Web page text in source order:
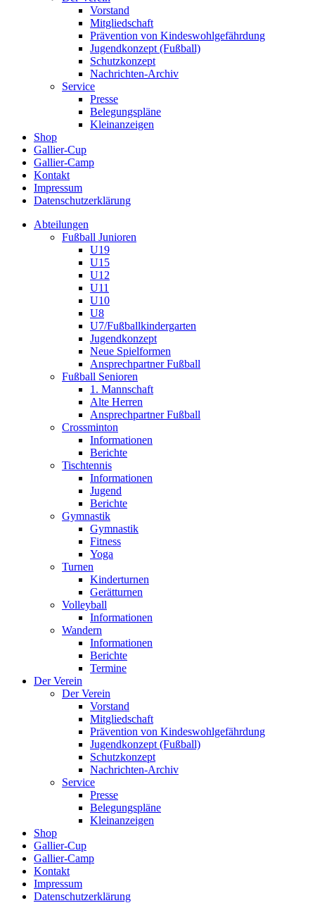
Vorstand
Mitgliedschaft
Prävention von Kindeswohlgefährdung
Jugendkonzept (Fußball)
Schutzkonzept
Nachrichten-Archiv
Service
Presse
Belegungspläne
Kleinanzeigen
Shop
Gallier-Cup
Gallier-Camp
Kontakt
Impressum
Datenschutzerklärung
Abteilungen
Fußball Junioren
U19
U15
U12
U11
U10
U8
U7/Fußballkindergarten
Jugendkonzept
Neue Spielformen
Ansprechpartner Fußball
Fußball Senioren
1. Mannschaft
Alte Herren
Ansprechpartner Fußball
Crossminton
Informationen
Berichte
Tischtennis
Informationen
Jugend
Berichte
Gymnastik
Gymnastik
Fitness
Yoga
Turnen
Kinderturnen
Gerätturnen
Volleyball
Informationen
Wandern
Informationen
Berichte
Termine
Der Verein
Der Verein
Vorstand
Mitgliedschaft
Prävention von Kindeswohlgefährdung
Jugendkonzept (Fußball)
Schutzkonzept
Nachrichten-Archiv
Service
Presse
Belegungspläne
Kleinanzeigen
Shop
Gallier-Cup
Gallier-Camp
Kontakt
Impressum
Datenschutzerklärung